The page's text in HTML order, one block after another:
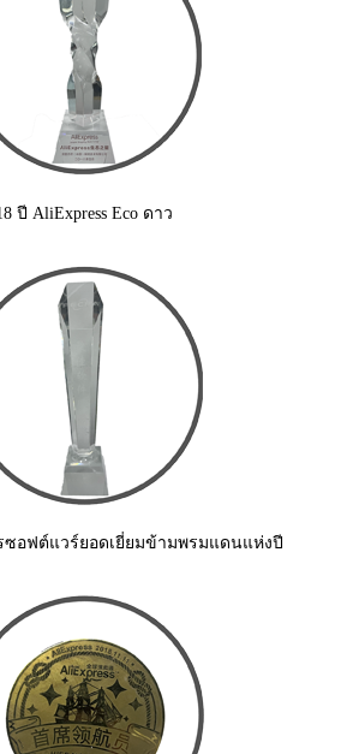
ปี AliExpress Eco ดาว
ซอฟต์แวร์ยอดเยี่ยมข้ามพรมแดนแห่งปี